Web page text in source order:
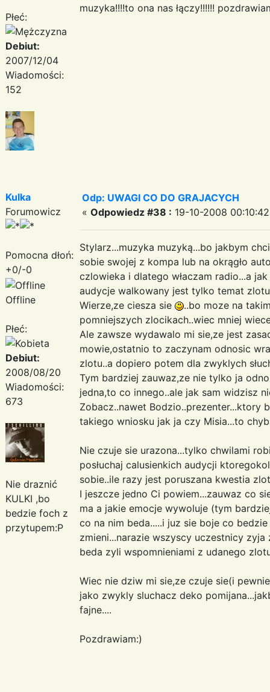
Płeć:
Debiut:
2007/12/04
Wiadomości:
152
muzyka!!!!to ona nas łączy!!!!!!
Kulka
Forumowicz
Pomocna dłoń:
+0/-0
Offline
Płeć:
Debiut:
2008/08/20
Wiadomości:
673
Nie draznić
KULKI ,bo
bedzie foch z
przytupem:P
Odp: UWAGI CO DO GRAJACYCH
« Odpowiedz #38 : 19-10-2008
Stylarz...muzyka muzyką...bo jakbym
sobie swojej z kompa lub na okrągło
czlowieka i dlatego właczam radio...a
audycje walkowany jest tylko temat
Wierze,ze ciesza sie
..bo moze na
pomniejszych zlocikach..wiec mniej
Ale zawsze wydawalo mi sie,ze jest
mowie,ostatnio to zaczynam odnosic
zlotu..a dopiero potem dla zwyklych
Tym bardziej zauwaz,ze nie tylko ja
jedna,to co innego..ale jak sam widzisz
Zobacz..nawet Bodzio..prezenter...ktory
takiego wniosku jak ja czy Misia...to
Nie czuje sie urazona...tylko chwilami
posłuchaj calusienkich audycji
sobie..ile razy jest poruszana kwestia
I jeszcze jedno Ci powiem...zauwaz co
ma a jakie emocje wywoluje (tym
co na nim beda.....i juz sie boje co
zmieni...narazie wszyscy uczestnicy
beda zyli wspomnieniami z udanego
Wiec nie dziw mi sie,ze czuje sie(i
jako zwykly sluchacz deko
fajne....
Pozdrawiam:)